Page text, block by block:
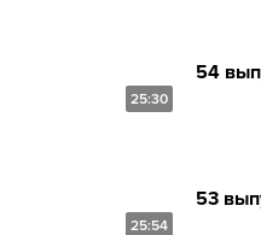
25:30
54
25:54
53